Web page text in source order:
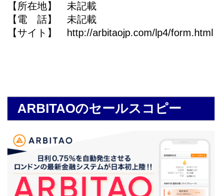
【所在地】 未記載
【電 話】 未記載
【サイト】 http://arbitaojp.com/lp4/form.html
ARBITAOのセールスコピー